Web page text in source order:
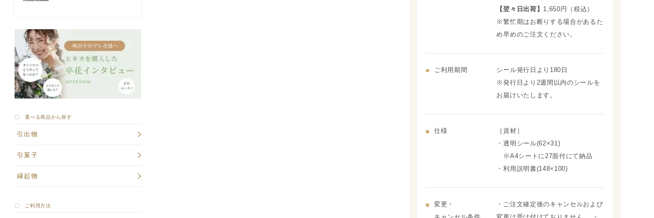
〇 選べる商品から探す
引出物
引菓子
縁起物
〇 ご利用方法
【翌々日出荷】 1,650円（税込）
※繁忙期はお断りする場合があるた
め早めのご注文ください。
ご利用期間
シール発行日より180日
※発行日より2週間以内のシールを
お届けいたします。
仕様
［資材］
・透明シール(62×31)
※A4シートに27面付にて納品
・利用説明書(148×100)
変更・
・ご注文確定後のキャンセルおよび